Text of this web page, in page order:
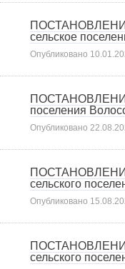
ПОСТАНОВЛЕНИЕ
сельское
Опубликовано
ПОСТАНОВЛЕНИЕ
поселения
Опубликовано
ПОСТАНОВЛЕНИЕ
сельского
Опубликовано
ПОСТАНОВЛЕНИЕ
сельского